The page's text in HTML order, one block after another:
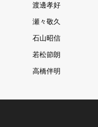
渡邊孝好
瀬々敬久
石山昭信
若松節朗
高橋伴明